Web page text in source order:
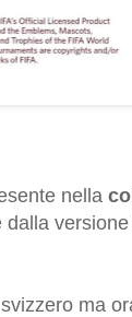
nella
ma